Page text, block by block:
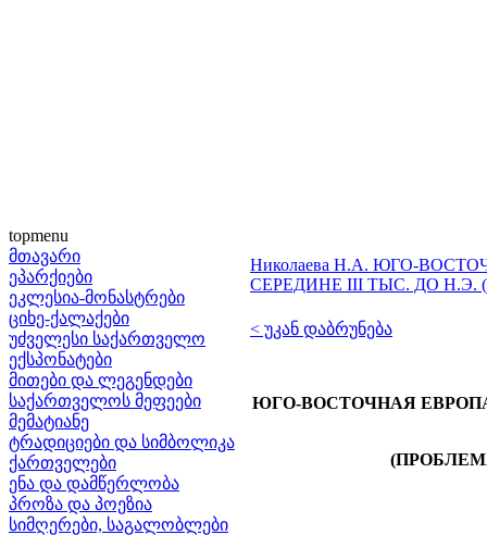
topmenu
მთავარი
ეპარქიები
ეკლესია-მონასტრები
ციხე-ქალაქები
უძველესი საქართველო
ექსპონატები
მითები და ლეგენდები
საქართველოს მეფეები
მემატიანე
ტრადიციები და სიმბოლიკა
ქართველები
ენა და დამწერლობა
პროზა და პოეზია
სიმღერები, საგალობლები
Николаева Н.А. ЮГО-
СЕРЕДИНЕ III ТЫС. ДО
< უკან დაბრუნება
ЮГО-ВОСТОЧНАЯ